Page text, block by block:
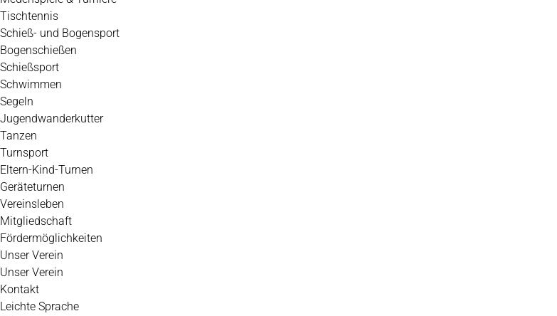
Tischtennis
Schieß- und Bogensport
Bogenschießen
Schießsport
Schwimmen
Segeln
Jugendwanderkutter
Tanzen
Turnsport
Eltern-Kind-Turnen
Geräteturnen
Vereinsleben
Mitgliedschaft
Fördermöglichkeiten
Unser Verein
Unser Verein
Kontakt
Leichte Sprache